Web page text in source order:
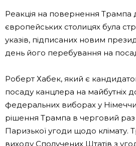
Реакція на повернення Трампа
європейських столицях була
указів, підписаних новим
день його перебування на
Роберт Хабек, який є
посаду канцлера на майбутніх
федеральних виборах у
рішення Трампа в черговий
Паризької угоди щодо клімату.
виходу Сполучених Штатів з